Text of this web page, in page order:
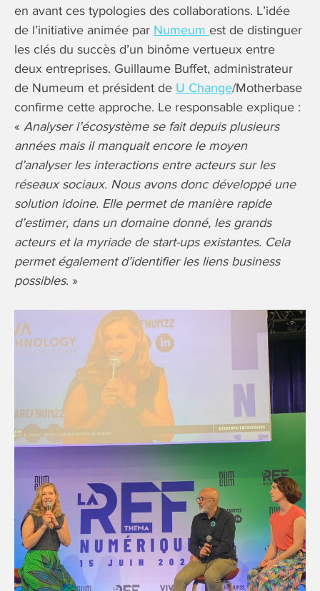
en avant ces typologies des collaborations. L’idée
de l’initiative animée par Numeum est de distinguer
les clés du succès d’un binôme vertueux entre
deux entreprises. Guillaume Buffet, administrateur
de Numeum et président de U Change/Motherbase
confirme cette approche. Le responsable explique :
« Analyser l’écosystème se fait depuis plusieurs
années mais il manquait encore le moyen
d’analyser les interactions entre acteurs sur les
réseaux sociaux. Nous avons donc développé une
solution idoine. Elle permet de manière rapide
d’estimer, dans un domaine donné, les grands
acteurs et la myriade de start-ups existantes. Cela
permet également d’identifier les liens business
possibles. »